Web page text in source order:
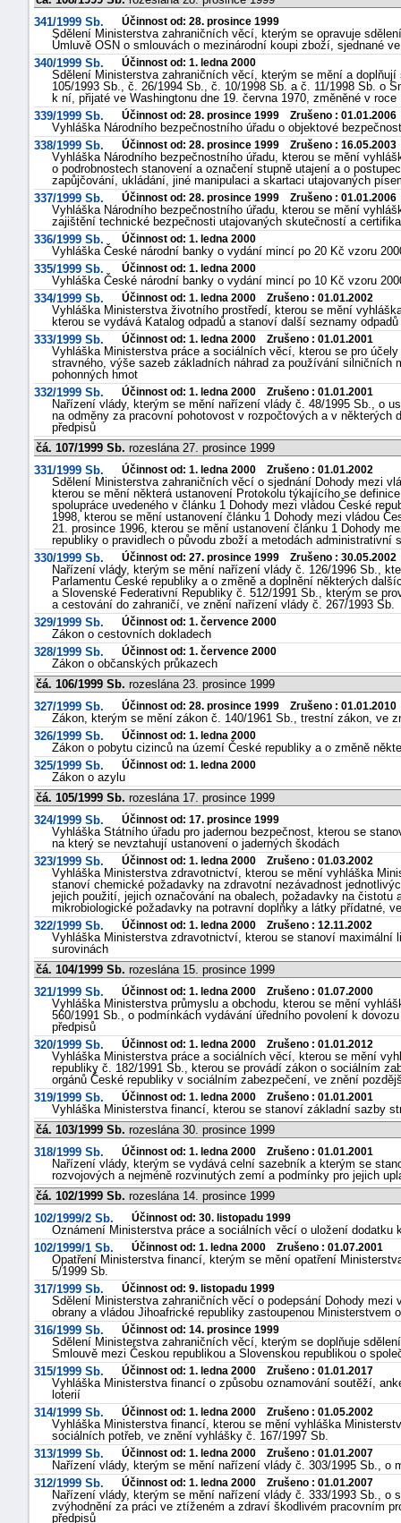
341/1999 Sb.
Účinnost od: 28. prosince 1999
Sdělení Ministerstva zahraničních věcí, kterým se opravuje
Úmluvě OSN o smlouvách o mezinárodní koupi zboží, sjednané
340/1999 Sb.
Účinnost od: 1. ledna 2000
Sdělení Ministerstva zahraničních věcí, kterým se mění a
105/1993 Sb., č. 26/1994 Sb., č. 10/1998 Sb. a č. 11/1998 Sb. o
k ní, přijaté ve Washingtonu dne 19. června 1970, změněné v roce
339/1999 Sb.
Účinnost od: 28. prosince 1999 Zrušeno : 01.01.2006
Vyhláška Národního bezpečnostního úřadu o objektové
338/1999 Sb.
Účinnost od: 28. prosince 1999 Zrušeno : 16.05.2003
Vyhláška Národního bezpečnostního úřadu, kterou se mění
o podrobnostech stanovení a označení stupně utajení a o
zapůjčování, ukládání, jiné manipulaci a skartaci utajovaných
337/1999 Sb.
Účinnost od: 28. prosince 1999 Zrušeno : 01.01.2006
Vyhláška Národního bezpečnostního úřadu, kterou se mění
zajištění technické bezpečnosti utajovaných skutečností a
336/1999 Sb.
Účinnost od: 1. ledna 2000
Vyhláška České národní banky o vydání mincí po 20 Kč vzoru
335/1999 Sb.
Účinnost od: 1. ledna 2000
Vyhláška České národní banky o vydání mincí po 10 Kč vzoru
334/1999 Sb.
Účinnost od: 1. ledna 2000 Zrušeno : 01.01.2002
Vyhláška Ministerstva životního prostředí, kterou se mění
kterou se vydává Katalog odpadů a stanoví další seznamy odpadů
333/1999 Sb.
Účinnost od: 1. ledna 2000 Zrušeno : 01.01.2001
Vyhláška Ministerstva práce a sociálních věcí, kterou se pro
stravného, výše sazeb základních náhrad za používání silničních
pohonných hmot
332/1999 Sb.
Účinnost od: 1. ledna 2000 Zrušeno : 01.01.2001
Nařízení vlády, kterým se mění nařízení vlády č. 48/1995 Sb., o
na odměny za pracovní pohotovost v rozpočtových a v
předpisů
čá. 107/1999 Sb. rozeslána 27. prosince 1999
331/1999 Sb.
Účinnost od: 1. ledna 2000 Zrušeno : 01.01.2002
Sdělení Ministerstva zahraničních věcí o sjednání Dohody mezi
kterou se mění některá ustanovení Protokolu týkajícího se
spolupráce uvedeného v článku 1 Dohody mezi vládou České
1998, kterou se mění ustanovení článku 1 Dohody mezi vládou
21. prosince 1996, kterou se mění ustanovení článku 1 Dohody
republiky o pravidlech o původu zboží a metodách administrativní
330/1999 Sb.
Účinnost od: 27. prosince 1999 Zrušeno : 30.05.2002
Nařízení vlády, kterým se mění nařízení vlády č. 126/1996 Sb.,
Parlamentu České republiky a o změně a doplnění některých
a Slovenské Federativní Republiky č. 512/1991 Sb., kterým se
a cestování do zahraničí, ve znění nařízení vlády č. 267/1993 Sb.
329/1999 Sb.
Účinnost od: 1. července 2000
Zákon o cestovních dokladech
328/1999 Sb.
Účinnost od: 1. července 2000
Zákon o občanských průkazech
čá. 106/1999 Sb. rozeslána 23. prosince 1999
327/1999 Sb.
Účinnost od: 28. prosince 1999 Zrušeno : 01.01.2010
Zákon, kterým se mění zákon č. 140/1961 Sb., trestní zákon, ve
326/1999 Sb.
Účinnost od: 1. ledna 2000
Zákon o pobytu cizinců na území České republiky a o změně
325/1999 Sb.
Účinnost od: 1. ledna 2000
Zákon o azylu
čá. 105/1999 Sb. rozeslána 17. prosince 1999
324/1999 Sb.
Účinnost od: 17. prosince 1999
Vyhláška Státního úřadu pro jadernou bezpečnost, kterou se
na který se nevztahují ustanovení o jaderných škodách
323/1999 Sb.
Účinnost od: 1. ledna 2000 Zrušeno : 01.03.2002
Vyhláška Ministerstva zdravotnictví, kterou se mění vyhláška
stanoví chemické požadavky na zdravotní nezávadnost
jejich použití, jejich označování na obalech, požadavky na čistotu
mikrobiologické požadavky na potravní doplňky a látky přídatné,
322/1999 Sb.
Účinnost od: 1. ledna 2000 Zrušeno : 12.11.2002
Vyhláška Ministerstva zdravotnictví, kterou se stanoví maximální
surovinách
čá. 104/1999 Sb. rozeslána 15. prosince 1999
321/1999 Sb.
Účinnost od: 1. ledna 2000 Zrušeno : 01.07.2000
Vyhláška Ministerstva průmyslu a obchodu, kterou se mění
560/1991 Sb., o podmínkách vydávání úředního povolení k
předpisů
320/1999 Sb.
Účinnost od: 1. ledna 2000 Zrušeno : 01.01.2012
Vyhláška Ministerstva práce a sociálních věcí, kterou se mění
republiky č. 182/1991 Sb., kterou se provádí zákon o sociálním
orgánů České republiky v sociálním zabezpečení, ve znění
319/1999 Sb.
Účinnost od: 1. ledna 2000 Zrušeno : 01.01.2001
Vyhláška Ministerstva financí, kterou se stanoví základní sazby
čá. 103/1999 Sb. rozeslána 30. prosince 1999
318/1999 Sb.
Účinnost od: 1. ledna 2000 Zrušeno : 01.01.2001
Nařízení vlády, kterým se vydává celní sazebník a kterým se
rozvojových a nejméně rozvinutých zemí a podmínky pro jejich
čá. 102/1999 Sb. rozeslána 14. prosince 1999
102/1999/2 Sb.
Účinnost od: 30. listopadu 1999
Oznámení Ministerstva práce a sociálních věcí o uložení
102/1999/1 Sb.
Účinnost od: 1. ledna 2000 Zrušeno : 01.07.2001
Opatření Ministerstva financí, kterým se mění opatření
5/1999 Sb.
317/1999 Sb.
Účinnost od: 9. listopadu 1999
Sdělení Ministerstva zahraničních věcí o podepsání Dohody mezi
obrany a vládou Jihoafrické republiky zastoupenou Ministerstvem
316/1999 Sb.
Účinnost od: 14. prosince 1999
Sdělení Ministerstva zahraničních věcí, kterým se doplňuje
Smlouvě mezi Českou republikou a Slovenskou republikou o
315/1999 Sb.
Účinnost od: 1. ledna 2000 Zrušeno : 01.01.2017
Vyhláška Ministerstva financí o způsobu oznamování soutěží,
loterií
314/1999 Sb.
Účinnost od: 1. ledna 2000 Zrušeno : 01.05.2002
Vyhláška Ministerstva financí, kterou se mění vyhláška
sociálních potřeb, ve znění vyhlášky č. 167/1997 Sb.
313/1999 Sb.
Účinnost od: 1. ledna 2000 Zrušeno : 01.01.2007
Nařízení vlády, kterým se mění nařízení vlády č. 303/1995 Sb., o
312/1999 Sb.
Účinnost od: 1. ledna 2000 Zrušeno : 01.01.2007
Nařízení vlády, kterým se mění nařízení vlády č. 333/1993 Sb., o
zvýhodnění za práci ve ztíženém a zdraví škodlivém pracovním
předpisů